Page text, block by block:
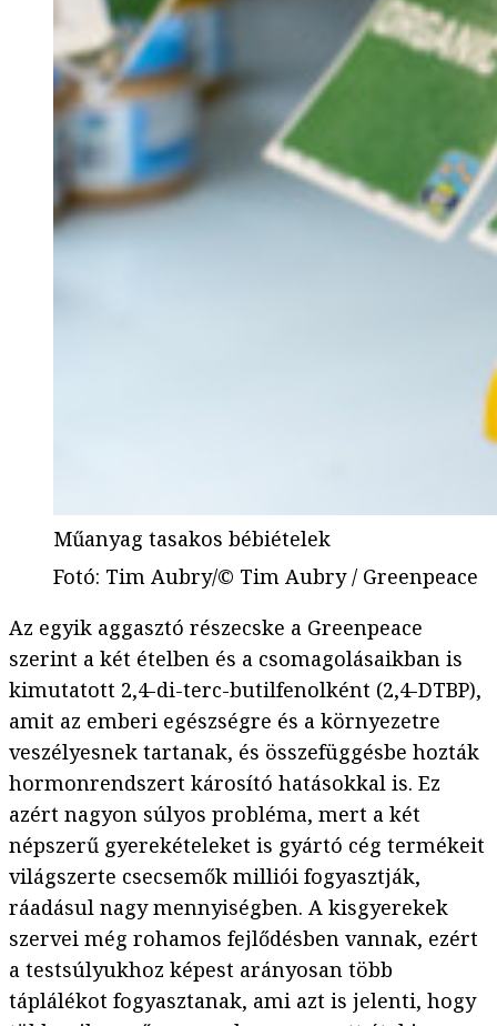
Műanyag tasakos bébiételek
Fotó: Tim Aubry/© Tim Aubry / Greenpeace
Az egyik aggasztó részecske a Greenpeace
szerint a két ételben és a csomagolásaikban is
kimutatott 2,4-di-terc-butilfenolként (2,4-DTBP),
amit az emberi egészségre és a környezetre
veszélyesnek tartanak, és összefüggésbe hozták
hormonrendszert károsító hatásokkal is. Ez
azért nagyon súlyos probléma, mert a két
népszerű gyerekételeket is gyártó cég termékeit
világszerte csecsemők milliói fogyasztják,
ráadásul nagy mennyiségben. A kisgyerekek
szervei még rohamos fejlődésben vannak, ezért
a testsúlyukhoz képest arányosan több
táplálékot fogyasztanak, ami azt is jelenti, hogy